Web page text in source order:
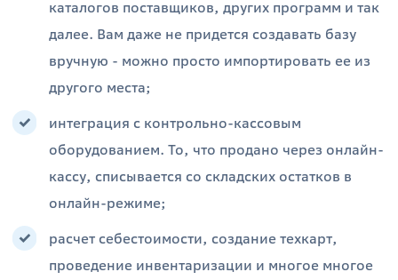
каталогов поставщиков, других программ и так
далее. Вам даже не придется создавать базу
вручную - можно просто импортировать ее из
другого места;
интеграция с контрольно-кассовым
оборудованием. То, что продано через онлайн-
кассу, списывается со складских остатков в
онлайн-режиме;
расчет себестоимости, создание техкарт,
проведение инвентаризации и многое многое